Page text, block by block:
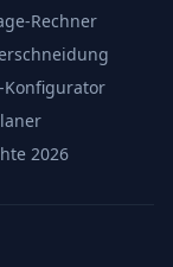
Rechner
Konfigurator
2026